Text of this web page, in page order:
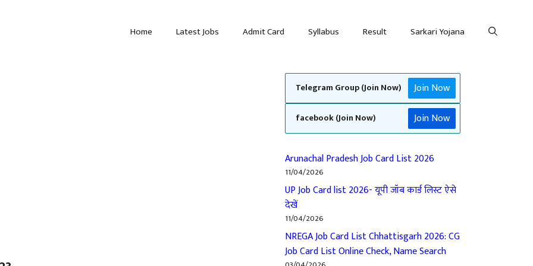
Home Latest Jobs Admit Card Syllabus Result Sarkari Yojana
Telegram Group (Join Now) Join Now
facebook (Join Now) Join Now
Arunachal Pradesh Job Card List 2026
11/04/2026
UP Job Card list 2026- यूपी जॉब कार्ड लिस्ट ऐसे
देखें
11/04/2026
NREGA Job Card List Chhattisgarh 2026: CG
Job Card List Online Check, Name Search